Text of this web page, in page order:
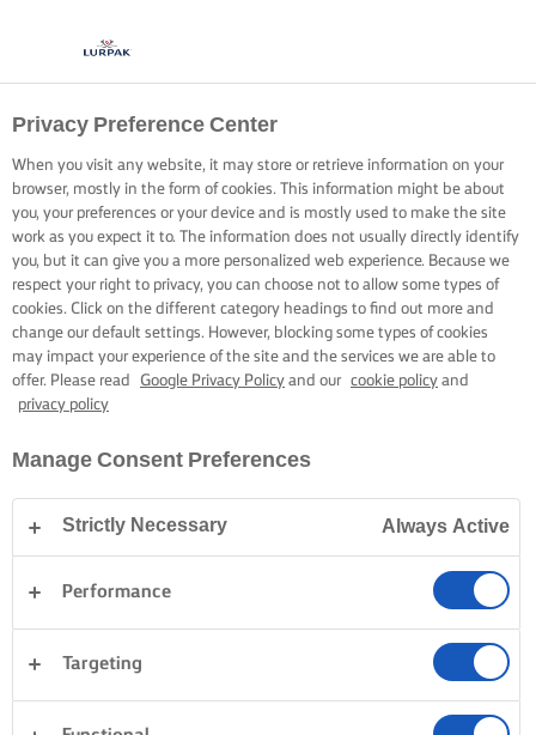
Privacy Preference Center
When you visit any website, it may store or retrieve information on your
browser, mostly in the form of cookies. This information might be about
you, your preferences or your device and is mostly used to make the site
work as you expect it to. The information does not usually directly identify
you, but it can give you a more personalized web experience. Because we
respect your right to privacy, you can choose not to allow some types of
cookies. Click on the different category headings to find out more and
change our default settings. However, blocking some types of cookies
may impact your experience of the site and the services we are able to
offer. Please read
Google Privacy Policy and our cookie policy and
privacy policy
Manage Consent Preferences
Strictly Necessary Always Active
Performance
Targeting